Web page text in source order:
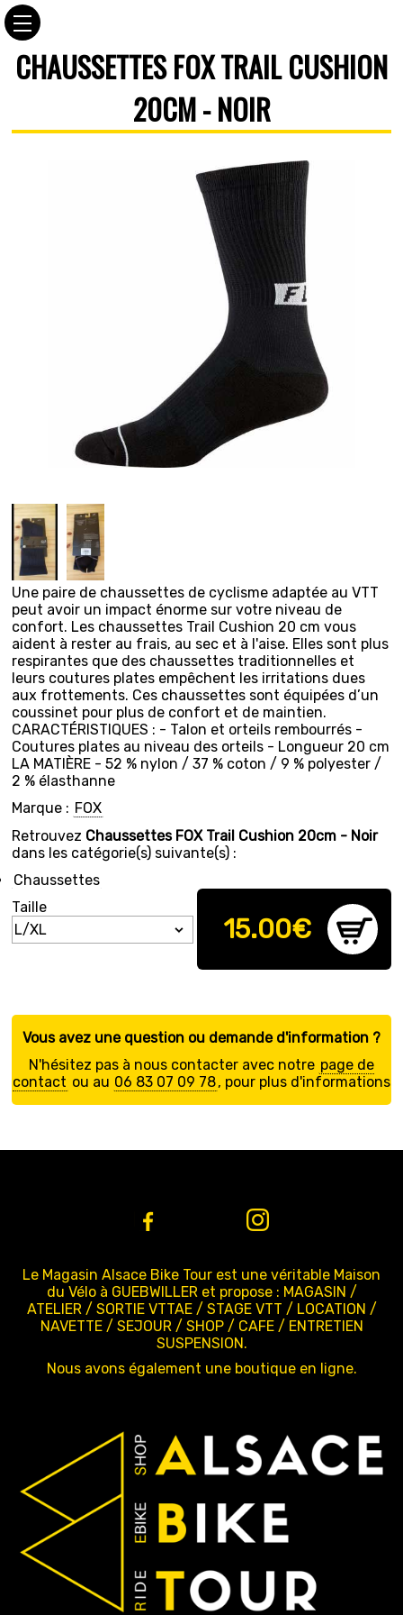
CHAUSSETTES FOX TRAIL CUSHION
20CM - NOIR
Une paire de chaussettes de cyclisme adaptée au VTT
peut avoir un impact énorme sur votre niveau de
confort. Les chaussettes Trail Cushion 20 cm vous
aident à rester au frais, au sec et à l'aise. Elles sont plus
respirantes que des chaussettes traditionnelles et
leurs coutures plates empêchent les irritations dues
aux frottements. Ces chaussettes sont équipées d’un
coussinet pour plus de confort et de maintien.
CARACTÉRISTIQUES : - Talon et orteils rembourrés -
Coutures plates au niveau des orteils - Longueur 20 cm
LA MATIÈRE - 52 % nylon / 37 % coton / 9 % polyester /
2 % élasthanne
Marque : FOX
Retrouvez Chaussettes FOX Trail Cushion 20cm - Noir
dans les catégorie(s) suivante(s) :
Chaussettes
Taille
15.00€
Vous avez une question ou demande d'information ?
N'hésitez pas à nous contacter avec notre page de
contact ou au 06 83 07 09 78, pour plus d'informations
Le Magasin Alsace Bike Tour est une véritable Maison
du Vélo à GUEBWILLER et propose : MAGASIN /
ATELIER / SORTIE VTTAE / STAGE VTT / LOCATION /
NAVETTE / SEJOUR / SHOP / CAFE / ENTRETIEN
SUSPENSION.
Nous avons également une boutique en ligne.